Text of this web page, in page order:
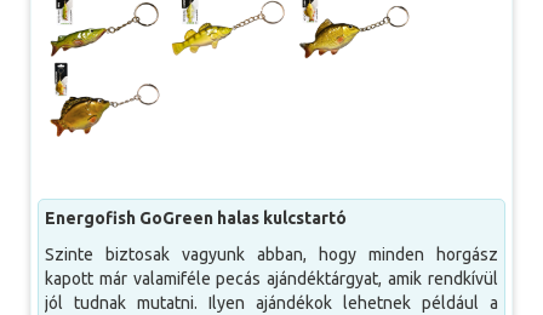
Energofish GoGreen halas kulcstartó
Szinte biztosak vagyunk abban, hogy minden horgász
kapott már valamiféle pecás ajándéktárgyat, amik rendkívül
jól tudnak mutatni. Ilyen ajándékok lehetnek például a